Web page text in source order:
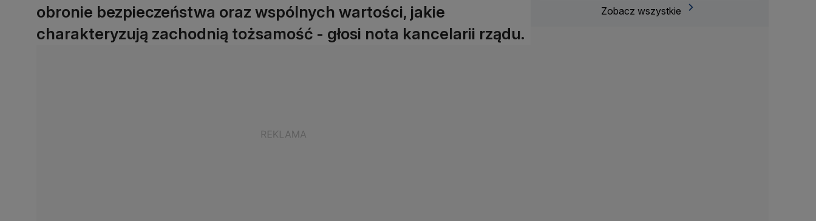
obronie bezpieczeństwa oraz wspólnych wartości, jakie
charakteryzują zachodnią tożsamość - głosi nota kancelarii rządu.
Zobacz wszystkie